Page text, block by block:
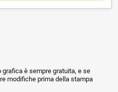
è sempre gratuita, e se
modifiche prima della stampa